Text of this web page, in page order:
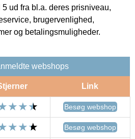
ud fra bl.a. deres prisniveau,
brugervenlighed,
og betalingsmuligheder.
webshops
Link
Besøg webshop
Besøg webshop